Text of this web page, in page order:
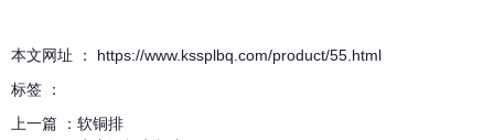
本文网址 ： https://www.kssplbq.com/product/55.html
标签 ：
上一篇 ： 软铜排